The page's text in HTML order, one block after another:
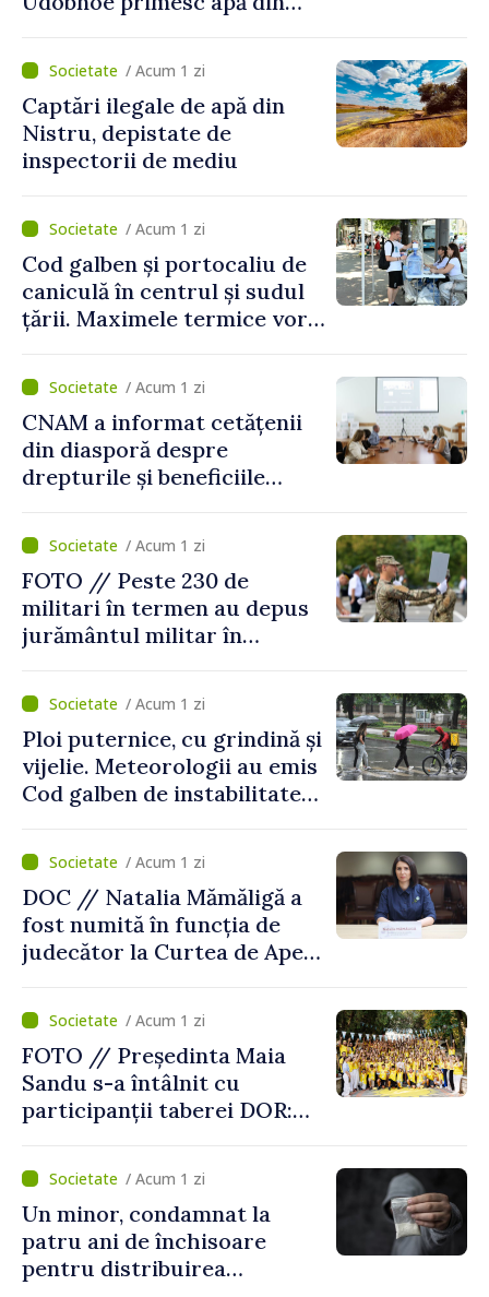
și a polițiștilor de frontieră
/ Acum 1 zi
Captări ilegale de apă din
Nistru, depistate de
inspectorii de mediu
/ Acum 1 zi
Cod galben și portocaliu de
caniculă în centrul și sudul
țării. Maximele termice vor
/ Acum 1 zi
CNAM a informat cetățenii
din diasporă despre
drepturile și beneficiile
/ Acum 1 zi
FOTO // Peste 230 de
militari în termen au depus
jurământul militar în
/ Acum 1 zi
Ploi puternice, cu grindină și
vijelie. Meteorologii au emis
Cod galben de instabilitate
/ Acum 1 zi
DOC // Natalia Mămăligă a
fost numită în funcția de
judecător la Curtea de Apel
/ Acum 1 zi
FOTO // Președinta Maia
Sandu s-a întâlnit cu
participanții taberei DOR:
noastră rămâne puternică”
/ Acum 1 zi
Un minor, condamnat la
patru ani de închisoare
pentru distribuirea